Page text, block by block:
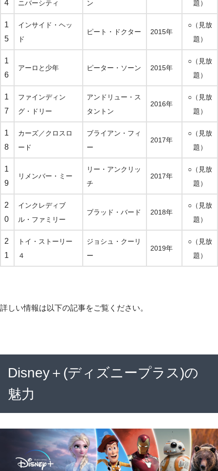
4 ニバーシティ ン 題）
1
5
インサイド・ヘッ
ド
ピート・ドクター 2015年
○（見放
題）
1
6
アーロと少年 ピーター・ソーン 2015年
○（見放
題）
1
7
ファインディン
グ・ドリー
アンドリュー・ス
タントン
2016年
○（見放
題）
1
8
カーズ／クロスロ
ード
ブライアン・フィ
ー
2017年
○（見放
題）
1
9
リメンバー・ミー
リー・アンクリッ
チ
2017年
○（見放
題）
2
0
インクレディブ
ル・ファミリー
ブラッド・バード 2018年
○（見放
題）
2
1
トイ・ストーリー
４
ジョシュ・クーリ
ー
2019年
○（見放
題）
詳しい情報は以下の記事をご覧ください。
Disney＋(ディズニープラス)の
魅力